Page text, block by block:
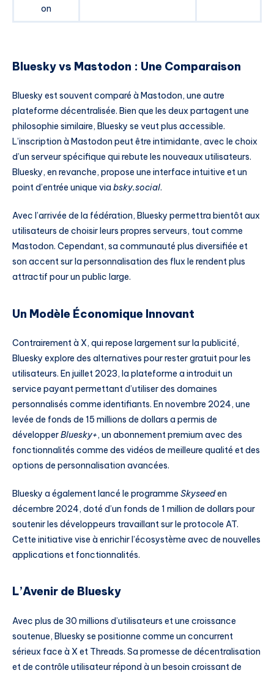
on
Bluesky vs Mastodon : Une Comparaison
Bluesky est souvent comparé à Mastodon, une autre
plateforme décentralisée. Bien que les deux partagent une
philosophie similaire, Bluesky se veut plus accessible.
L’inscription à Mastodon peut être intimidante, avec le choix
d’un serveur spécifique qui rebute les nouveaux utilisateurs.
Bluesky, en revanche, propose une interface intuitive et un
point d’entrée unique via bsky.social.
Avec l’arrivée de la fédération, Bluesky permettra bientôt aux
utilisateurs de choisir leurs propres serveurs, tout comme
Mastodon. Cependant, sa communauté plus diversifiée et
son accent sur la personnalisation des flux le rendent plus
attractif pour un public large.
Un Modèle Économique Innovant
Contrairement à X, qui repose largement sur la publicité,
Bluesky explore des alternatives pour rester gratuit pour les
utilisateurs. En juillet 2023, la plateforme a introduit un
service payant permettant d’utiliser des domaines
personnalisés comme identifiants. En novembre 2024, une
levée de fonds de 15 millions de dollars a permis de
développerBluesky+, un abonnement premium avec des
fonctionnalités comme des vidéos de meilleure qualité et des
options de personnalisation avancées.
Bluesky a également lancé le programme Skyseeden
décembre 2024, doté d’un fonds de 1 million de dollars pour
soutenir les développeurs travaillant sur le protocole AT.
Cette initiative vise à enrichir l’écosystème avec de nouvelles
applications et fonctionnalités.
L’Avenir de Bluesky
Avec plus de 30 millions d’utilisateurs et une croissance
soutenue, Bluesky se positionne comme un concurrent
sérieux face à X et Threads. Sa promesse de décentralisation
et de contrôle utilisateur répond à un besoin croissant de